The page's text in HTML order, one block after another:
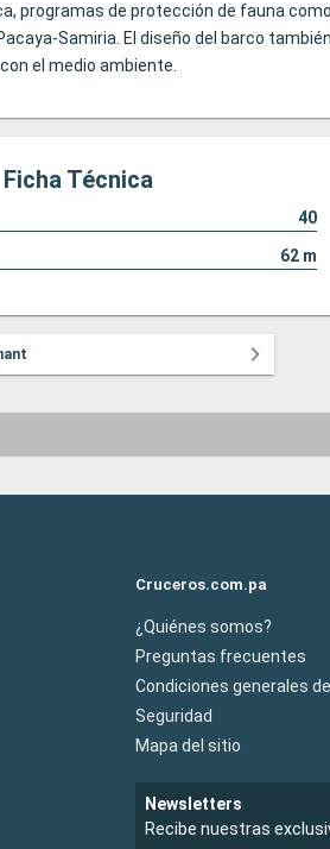
programas de protección de fauna
El diseño del barco
el medio ambiente.
Ficha Técnica
40
62 m
Cruceros.com.pa
¿Quiénes somos?
Preguntas frecuentes
Condiciones generales
Seguridad
Mapa del sitio
Newsletters
Recibe nuestras